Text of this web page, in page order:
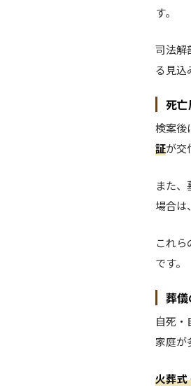
す。
司法解
る見込
死
検案後
証が交
また、
場合は
これ
です。
葬
自死
家庭が
火葬式